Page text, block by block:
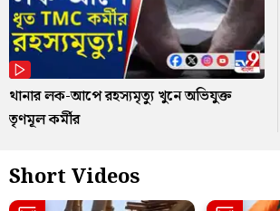
থানার লক-আপে রহস্যমৃত্যু খুনে অভিযুক্ত
তৃণমূল কর্মীর
Short Videos